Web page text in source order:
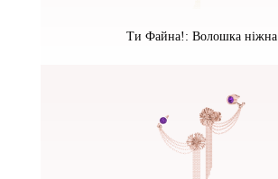
Ти Файна!: Волошка ніжна